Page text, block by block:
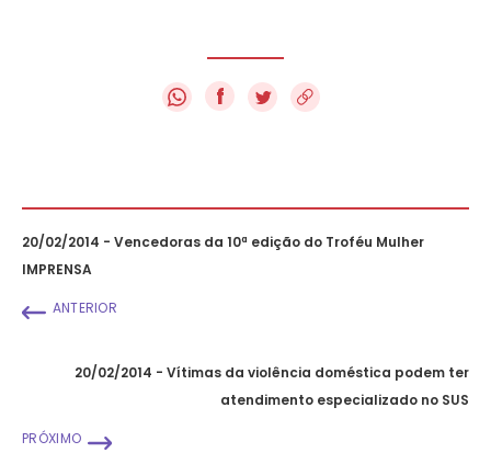
f
20/02/2014 - Vencedoras da 10ª edição do Troféu Mulher
IMPRENSA
ANTERIOR
20/02/2014 - Vítimas da violência doméstica podem ter
atendimento especializado no SUS
PRÓXIMO